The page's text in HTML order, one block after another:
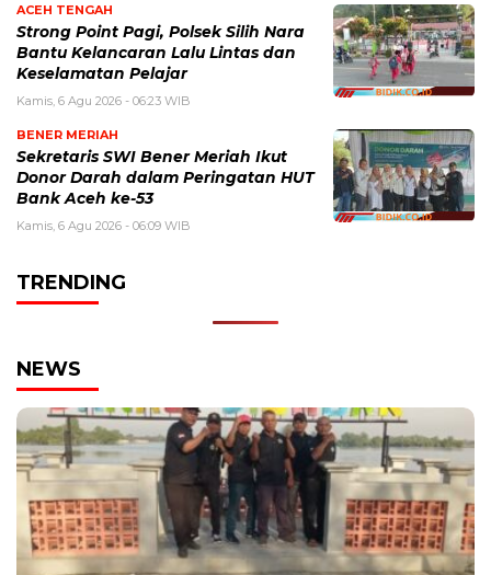
ACEH TENGAH
Strong Point Pagi, Polsek Silih Nara
Bantu Kelancaran Lalu Lintas dan
Keselamatan Pelajar
Kamis, 6 Agu 2026 - 06:23 WIB
BENER MERIAH
Sekretaris SWI Bener Meriah Ikut
Donor Darah dalam Peringatan HUT
Bank Aceh ke-53
Kamis, 6 Agu 2026 - 06:09 WIB
TRENDING
NEWS